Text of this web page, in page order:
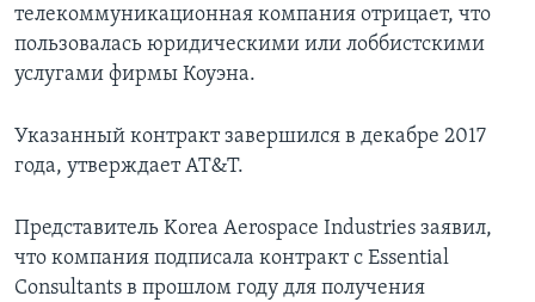
телекоммуникационная компания отрицает, что
пользовалась юридическими или лоббистскими
услугами фирмы Коуэна.
Указанный контракт завершился в декабре 2017
года, утверждает AT&T.
Представитель Korea Aerospace Industries заявил,
что компания подписала контракт с Essential
Consultants в прошлом году для получения